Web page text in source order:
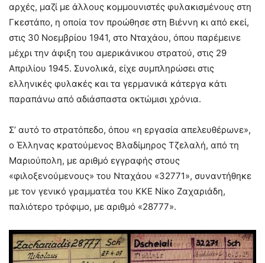
αρχές, μαζί με άλλους κομμουνιστές φυλακισμένους στη
Γκεστάπο, η οποία τον προώθησε στη Βιέννη κι από εκεί,
στις 30 Νοεμβρίου 1941, στο Νταχάου, όπου παρέμεινε
μέχρι την άφιξη του αμερικάνικου στρατού, στις 29
Απριλίου 1945. Συνολικά, είχε συμπληρώσει στις
ελληνικές φυλακές και τα γερμανικά κάτεργα κάτι
παραπάνω από αδιάσπαστα οκτώμισι χρόνια.
Σ’ αυτό το στρατόπεδο, όπου «η εργασία απελευθέρωνε»,
ο Έλληνας κρατούμενος Βλαδίμηρος Τζελαλή, από τη
Μαριούπολη, με αριθμό εγγραφής στους
«φιλοξενούμενους» του Νταχάου «32771», συναντήθηκε
με τον γενικό γραμματέα του ΚΚΕ Νίκο Ζαχαριάδη,
παλιότερο τρόφιμο, με αριθμό «28777».